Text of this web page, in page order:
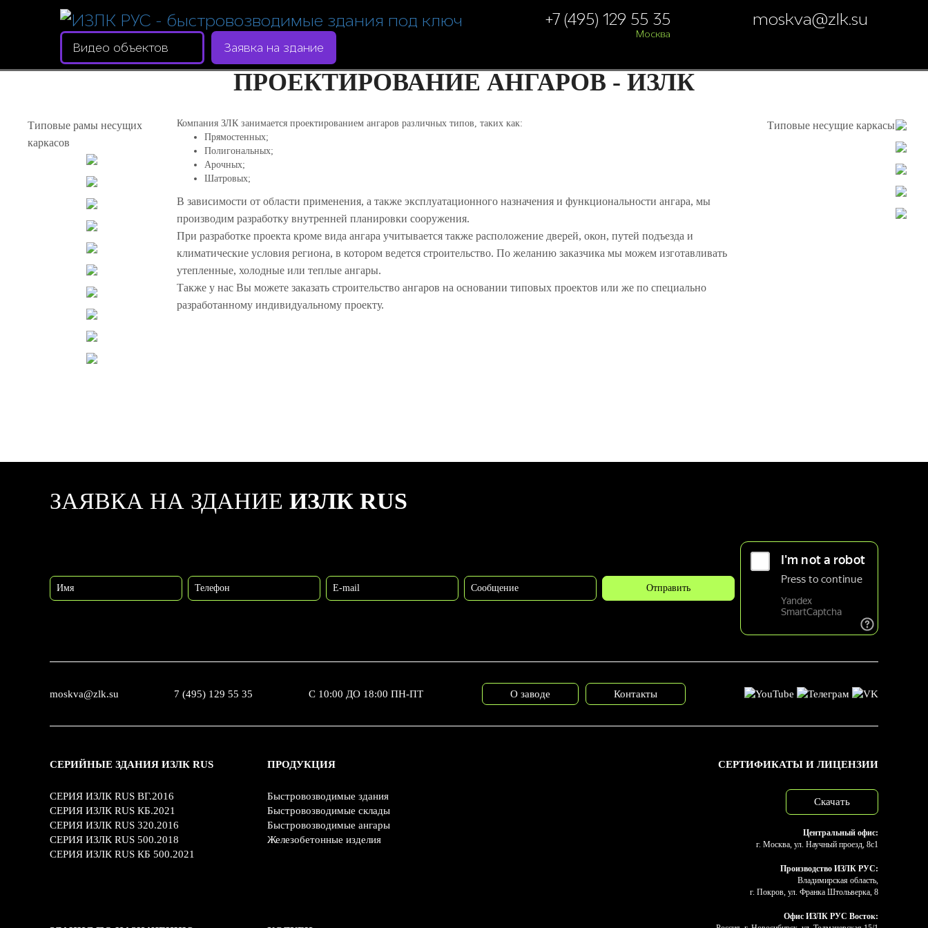
+7 (495) 129 55 35
Москва
moskva@zlk.su
Видео объектов Заявка на здание
ПРОЕКТИРОВАНИЕ АНГАРОВ - ИЗЛК
Типовые рамы несущих
каркасов
Компания ЗЛК занимается проектированием ангаров различных типов, таких как:
Прямостенных;
Полигональных;
Арочных;
Шатровых;
В зависимости от области применения, а также эксплуатационного назначения и функциональности ангара, мы
производим разработку внутренней планировки сооружения.
При разработке проекта кроме вида ангара учитывается также расположение дверей, окон, путей подъезда и
климатические условия региона, в котором ведется строительство. По желанию заказчика мы можем изготавливать
утепленные, холодные или теплые ангары.
Также у нас Вы можете заказать строительство ангаров на основании типовых проектов или же по специально
разработанному индивидуальному проекту.
Типовые несущие каркасы
ЗАЯВКА НА ЗДАНИЕ ИЗЛК RUS
Имя Телефон E-mail Сообщение
moskva@zlk.su 7 (495) 129 55 35 С 10:00 ДО 18:00 ПН-ПТ О заводе Контакты
СЕРИЙНЫЕ ЗДАНИЯ ИЗЛК RUS
СЕРИЯ ИЗЛК RUS ВГ.2016
СЕРИЯ ИЗЛК RUS КБ.2021
СЕРИЯ ИЗЛК RUS 320.2016
СЕРИЯ ИЗЛК RUS 500.2018
СЕРИЯ ИЗЛК RUS КБ 500.2021
ПРОДУКЦИЯ
Быстровозводимые здания
Быстровозводимые склады
Быстровозводимые ангары
Железобетонные изделия
СЕРТИФИКАТЫ И ЛИЦЕНЗИИ
Скачать
Центральный офис:
г. Москва, ул. Научный проезд, 8с1
Производство ИЗЛК РУС:
Владимирская область,
г. Покров, ул. Франка Штольверка, 8
Офис ИЗЛК РУС Восток: